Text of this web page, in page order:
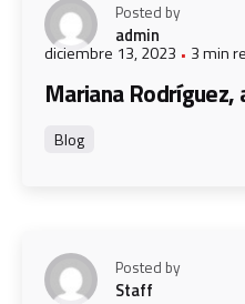
Posted by
admin
diciembre 13, 2023 3 min
Mariana
Blog
Posted by
Staff